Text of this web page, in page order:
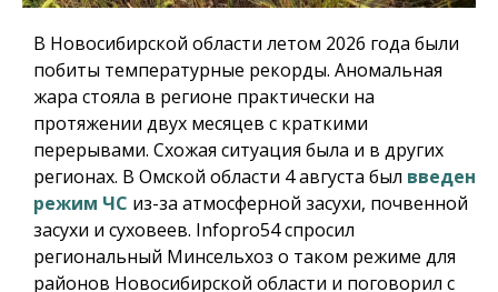
В Новосибирской области летом 2026 года были
побиты температурные рекорды. Аномальная
жара стояла в регионе практически на
протяжении двух месяцев с краткими
перерывами. Схожая ситуация была и в других
регионах. В Омской области 4 августа был введен
режим ЧС из-за атмосферной засухи, почвенной
засухи и суховеев. Infopro54спросил
региональный Минсельхоз о таком режиме для
районов Новосибирской области и поговорил с